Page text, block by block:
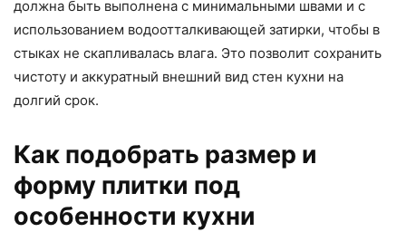
должна быть выполнена с минимальными швами и с
использованием водоотталкивающей затирки, чтобы в
стыках не скапливалась влага. Это позволит сохранить
чистоту и аккуратный внешний вид стен кухни на
долгий срок.
Как подобрать размер и
форму плитки под
особенности кухни